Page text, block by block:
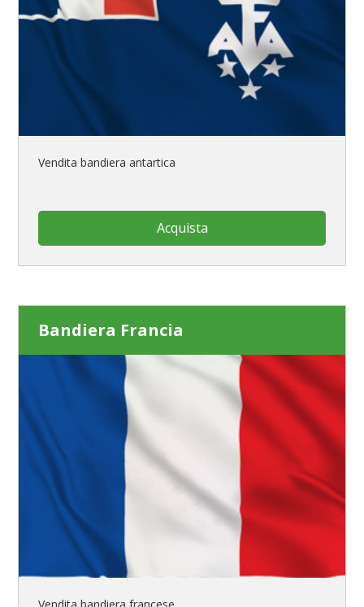
Vendita bandiera antartica
Acquista
Bandiera Francia
Vendita bandiera francese